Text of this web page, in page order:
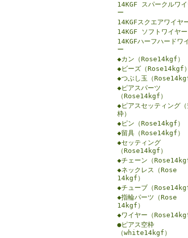
14KGF スパークルワ
ー
14KGFスクエアワイヤ
14KGF ソフトワイヤー
14KGFハーフハードワ
ー
◆カン（Rose14kgf）
◆ビーズ（Rose14kgf）
◆つぶし玉（Rose14kgf
◆ピアスパーツ
（Rose14kgf）
◆ピアスセッティング（
枠）
◆ピン（Rose14kgf）
◆留具（Rose14kgf）
◆セッティング
（Rose14kgf）
◆チェーン（Rose14kgf
◆ネックレス（Rose
14kgf）
◆チューブ（Rose14kgf
◆指輪パーツ（Rose
14kgf）
◆ワイヤー（Rose14kgf
●ピアス空枠
（white14kgf）